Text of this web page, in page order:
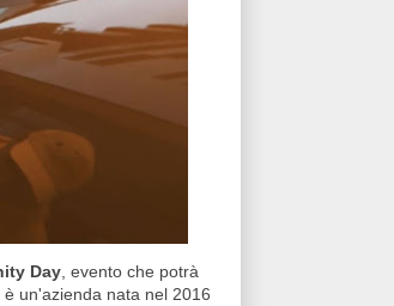
Day , evento che potrà
è un'azienda nata nel 2016